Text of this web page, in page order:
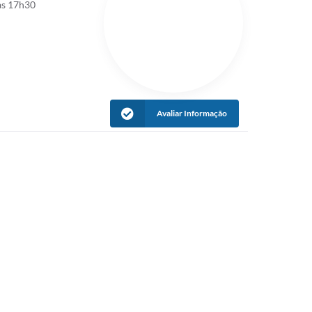
17h30
Avaliar Informação